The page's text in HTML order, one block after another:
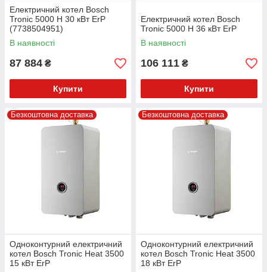
Електричний котел Bosch
Tronic 5000 H 30 кВт ErP
(7738504951)
В наявності
87 884 ₴
Купити
Електричний котел Bosch
Tronic 5000 H 36 кВт ErP
В наявності
106 111 ₴
Купити
Безкоштовна доставка
Одноконтурний електричний
котел Bosch Tronic Heat 3500
15 кВт ErP
Безкоштовна доставка
Одноконтурний електричний
котел Bosch Tronic Heat 3500
18 кВт ErP